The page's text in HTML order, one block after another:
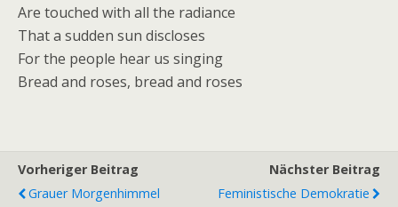
Are touched with all the radiance
That a sudden sun discloses
For the people hear us singing
Bread and roses, bread and roses
Vorheriger Beitrag
Grauer Morgenhimmel
Nächster Beitrag
Feministische Demokratie